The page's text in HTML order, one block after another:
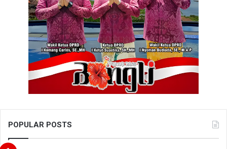
POPULAR POSTS